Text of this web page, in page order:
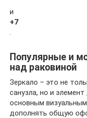
и
+7
Популярные и
над раковиной
Зеркало – это не
санузла, но и
основным
дополнять общую